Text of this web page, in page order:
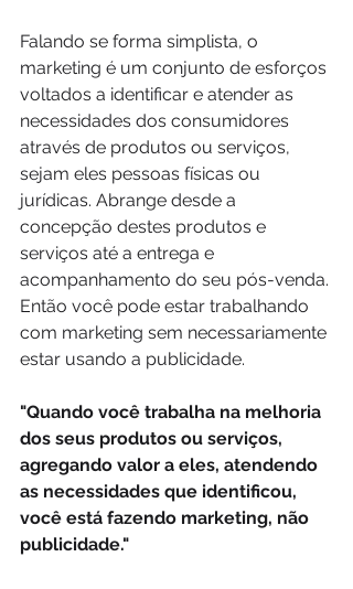
Falando se forma simplista, o
marketing é um conjunto de esforços
voltados a identificar e atender as
necessidades dos consumidores
através de produtos ou serviços,
sejam eles pessoas físicas ou
jurídicas. Abrange desde a
concepção destes produtos e
serviços até a entrega e
acompanhamento do seu pós-venda.
Então você pode estar trabalhando
com marketing sem necessariamente
estar usando a publicidade.
"Quando você trabalha na melhoria
dos seus produtos ou serviços,
agregando valor a eles, atendendo
as necessidades que identificou,
você está fazendo marketing, não
publicidade."